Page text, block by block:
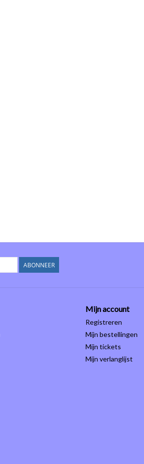
ABONNEER
Mijn account
Registreren
Mijn bestellingen
Mijn tickets
Mijn verlanglijst